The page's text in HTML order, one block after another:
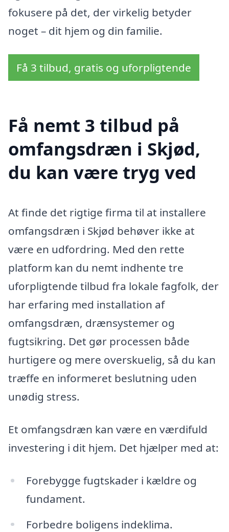
fokusere på det, der virkelig betyder
noget – dit hjem og din familie.
Få 3 tilbud, gratis og uforpligtende
Få nemt 3 tilbud på
omfangsdræn i Skjød,
du kan være tryg ved
At finde det rigtige firma til at installere
omfangsdræn i Skjød behøver ikke at
være en udfordring. Med den rette
platform kan du nemt indhente tre
uforpligtende tilbud fra lokale fagfolk, der
har erfaring med installation af
omfangsdræn, drænsystemer og
fugtsikring. Det gør processen både
hurtigere og mere overskuelig, så du kan
træffe en informeret beslutning uden
unødig stress.
Et omfangsdræn kan være en værdifuld
investering i dit hjem. Det hjælper med at:
Forebygge fugtskader i kældre og
fundament.
Forbedre boligens indeklima.